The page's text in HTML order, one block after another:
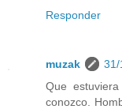
Responder
muzak
31/
Que
conozco.